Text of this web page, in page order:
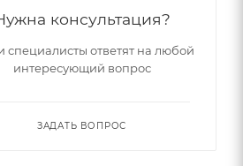
консультация?
специалисты ответят на любой
интересующий вопрос
ЗАДАТЬ ВОПРОС